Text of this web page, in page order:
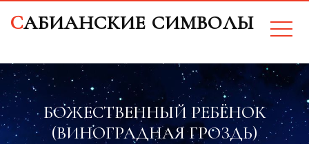
CАБИАНСКИЕ СИМВОЛЫ
БОЖЕСТВЕННЫЙ РЕБЁНОК
(ВИНОГРАДНАЯ ГРОЗДЬ)